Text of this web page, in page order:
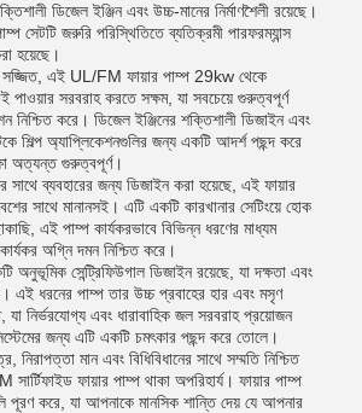
ডিজেল ইঞ্জিন এবং উচ্চ-মানের নির্মাণশৈলী রয়েছে।
সেটটি জরুরি পরিস্থিতিতে ব্যতিক্রমী পারফরম্যান্স
হয়েছে।
সজ্জিত, এই UL/FM ফায়ার পাম্প 29kw থেকে
পাওয়ার সরবরাহ করতে সক্ষম, যা সবচেয়ে গুরুত্বপূর্ণ
নিশ্চিত করে। ডিজেল ইঞ্জিনের শক্তিশালী ডিজাইন এবং
শিল্প অ্যাপ্লিকেশনগুলির জন্য একটি আদর্শ পছন্দ করে
অত্যন্ত গুরুত্বপূর্ণ।
সাথে ব্যবহারের জন্য ডিজাইন করা হয়েছে, এই ফায়ার
সাথে মানানসই। এটি একটি কারখানার সেটিংয়ে হোক
এই পাম্প কার্যকরভাবে বিভিন্ন ধরণের মাধ্যম
অগ্নি দমন নিশ্চিত করে।
অনুভূমিক সেন্ট্রিফিউগাল ডিজাইন রয়েছে, যা দক্ষতা এবং
এই ধরনের পাম্প তার উচ্চ প্রবাহের হার এবং মসৃণ
যা নির্ভরযোগ্য এবং ধারাবাহিক জল সরবরাহ প্রয়োজন
জন্য এটি একটি চমৎকার পছন্দ করে তোলে।
নিরাপত্তা মান এবং বিধিবিধানের সাথে সম্মতি নিশ্চিত
ফায়ার পাম্প থাকা অপরিহার্য। ফায়ার পাম্প
পূরণ করে, যা আপনাকে মানসিক শান্তি দেয় যে আপনার